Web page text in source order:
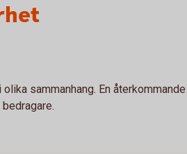
sammanhang. En